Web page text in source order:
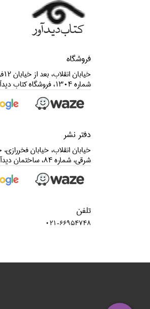
فروشگاه
شماره 1304، فروشگاه كتاب ديدآور
دفتر نشر
خيابان انقلاب، خيابان فخررازي،
شرقي، شماره 84، ساختمان ديدآور، طبقه اول
تلفن
021-66954748